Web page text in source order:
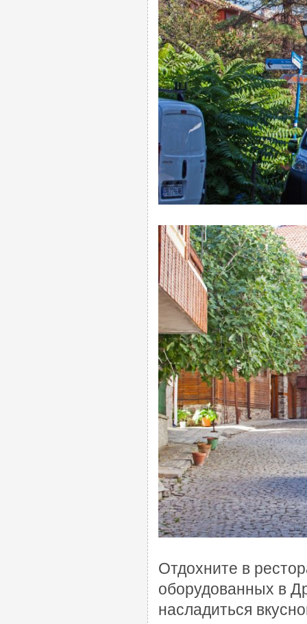
Отдохните в
оборудованных в
насладиться